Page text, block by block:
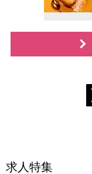
求人特集